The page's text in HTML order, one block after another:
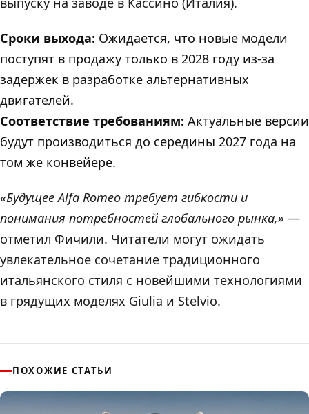
Сроки выхода: Ожидается, что новые модели
поступят в продажу только в 2028 году из-за
задержек в разработке альтернативных
двигателей.
Cоответствие требованиям: Актуальные версии
будут производиться до середины 2027 года на
том же конвейере.
«Будущее Alfa Romeo требует гибкости и
понимания потребностей глобального рынка,» —
отметил Фичили. Читатели могут ожидать
увлекательное сочетание традиционного
итальянского стиля с новейшими технологиями
в грядущих моделях Giulia и Stelvio.
ПОХОЖИЕ СТАТЬИ